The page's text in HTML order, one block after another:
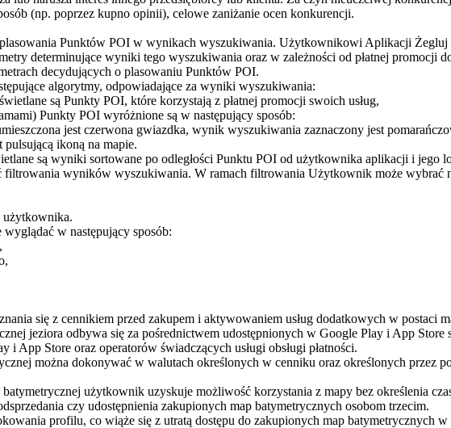
(np. poprzez kupno opinii), celowe zaniżanie ocen konkurencji.
Punktów POI w wynikach wyszukiwania. Użytkownikowi Aplikacji
determinujące wyniki tego wyszukiwania oraz w zależności od płatnej
decydujących o plasowaniu Punktów POI.
algorytmy, odpowiadające za wyniki wyszukiwania:
są Punkty POI, które korzystają z płatnej promocji swoich usług,
Punkty POI wyróżnione są w następujący sposób:
jest czerwona gwiazdka, wynik wyszukiwania zaznaczony jest
ikoną na mapie.
są wyniki sortowane po odległości Punktu POI od użytkownika aplikacji i jego
wyników wyszukiwania. W ramach filtrowania Użytkownik może wybrać
użytkownika.
w następujący sposób:
się z cennikiem przed zakupem i aktywowaniem usług dodatkowych w postaci
jeziora odbywa się za pośrednictwem udostępnionych w Google Play i App Store
i App Store oraz operatorów świadczących usługi obsługi płatności.
można dokonywać w walutach określonych w cenniku oraz określonych przez
batymetrycznej użytkownik uzyskuje możliwość korzystania z mapy bez określenia
czy udostępnienia zakupionych map batymetrycznych osobom trzecim.
profilu, co wiąże się z utratą dostępu do zakupionych map